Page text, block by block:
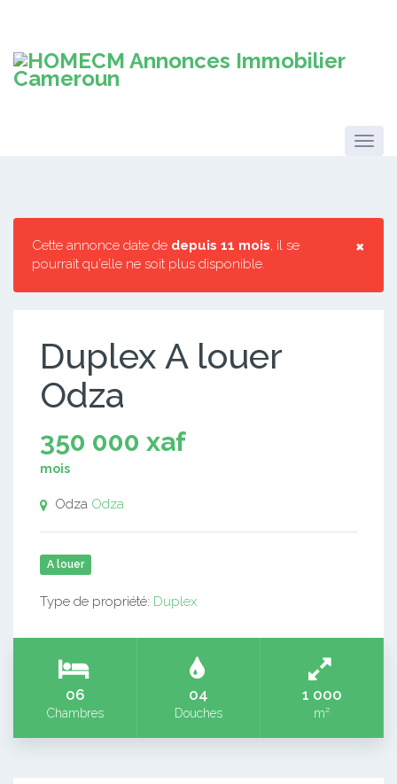
×
Cette annonce date de depuis 11 mois, il se
pourrait qu'elle ne soit plus disponible.
Duplex A louer
Odza
350 000 xaf
mois
Odza Odza
A louer
Type de propriété: Duplex
06
Chambres
04
Douches
1 000
m²